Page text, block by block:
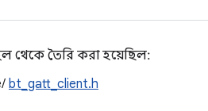
থেকে তৈরি করা হয়েছিল:
bt_gatt_client.h